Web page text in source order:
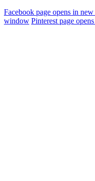
Facebook page opens in
window Pinterest page